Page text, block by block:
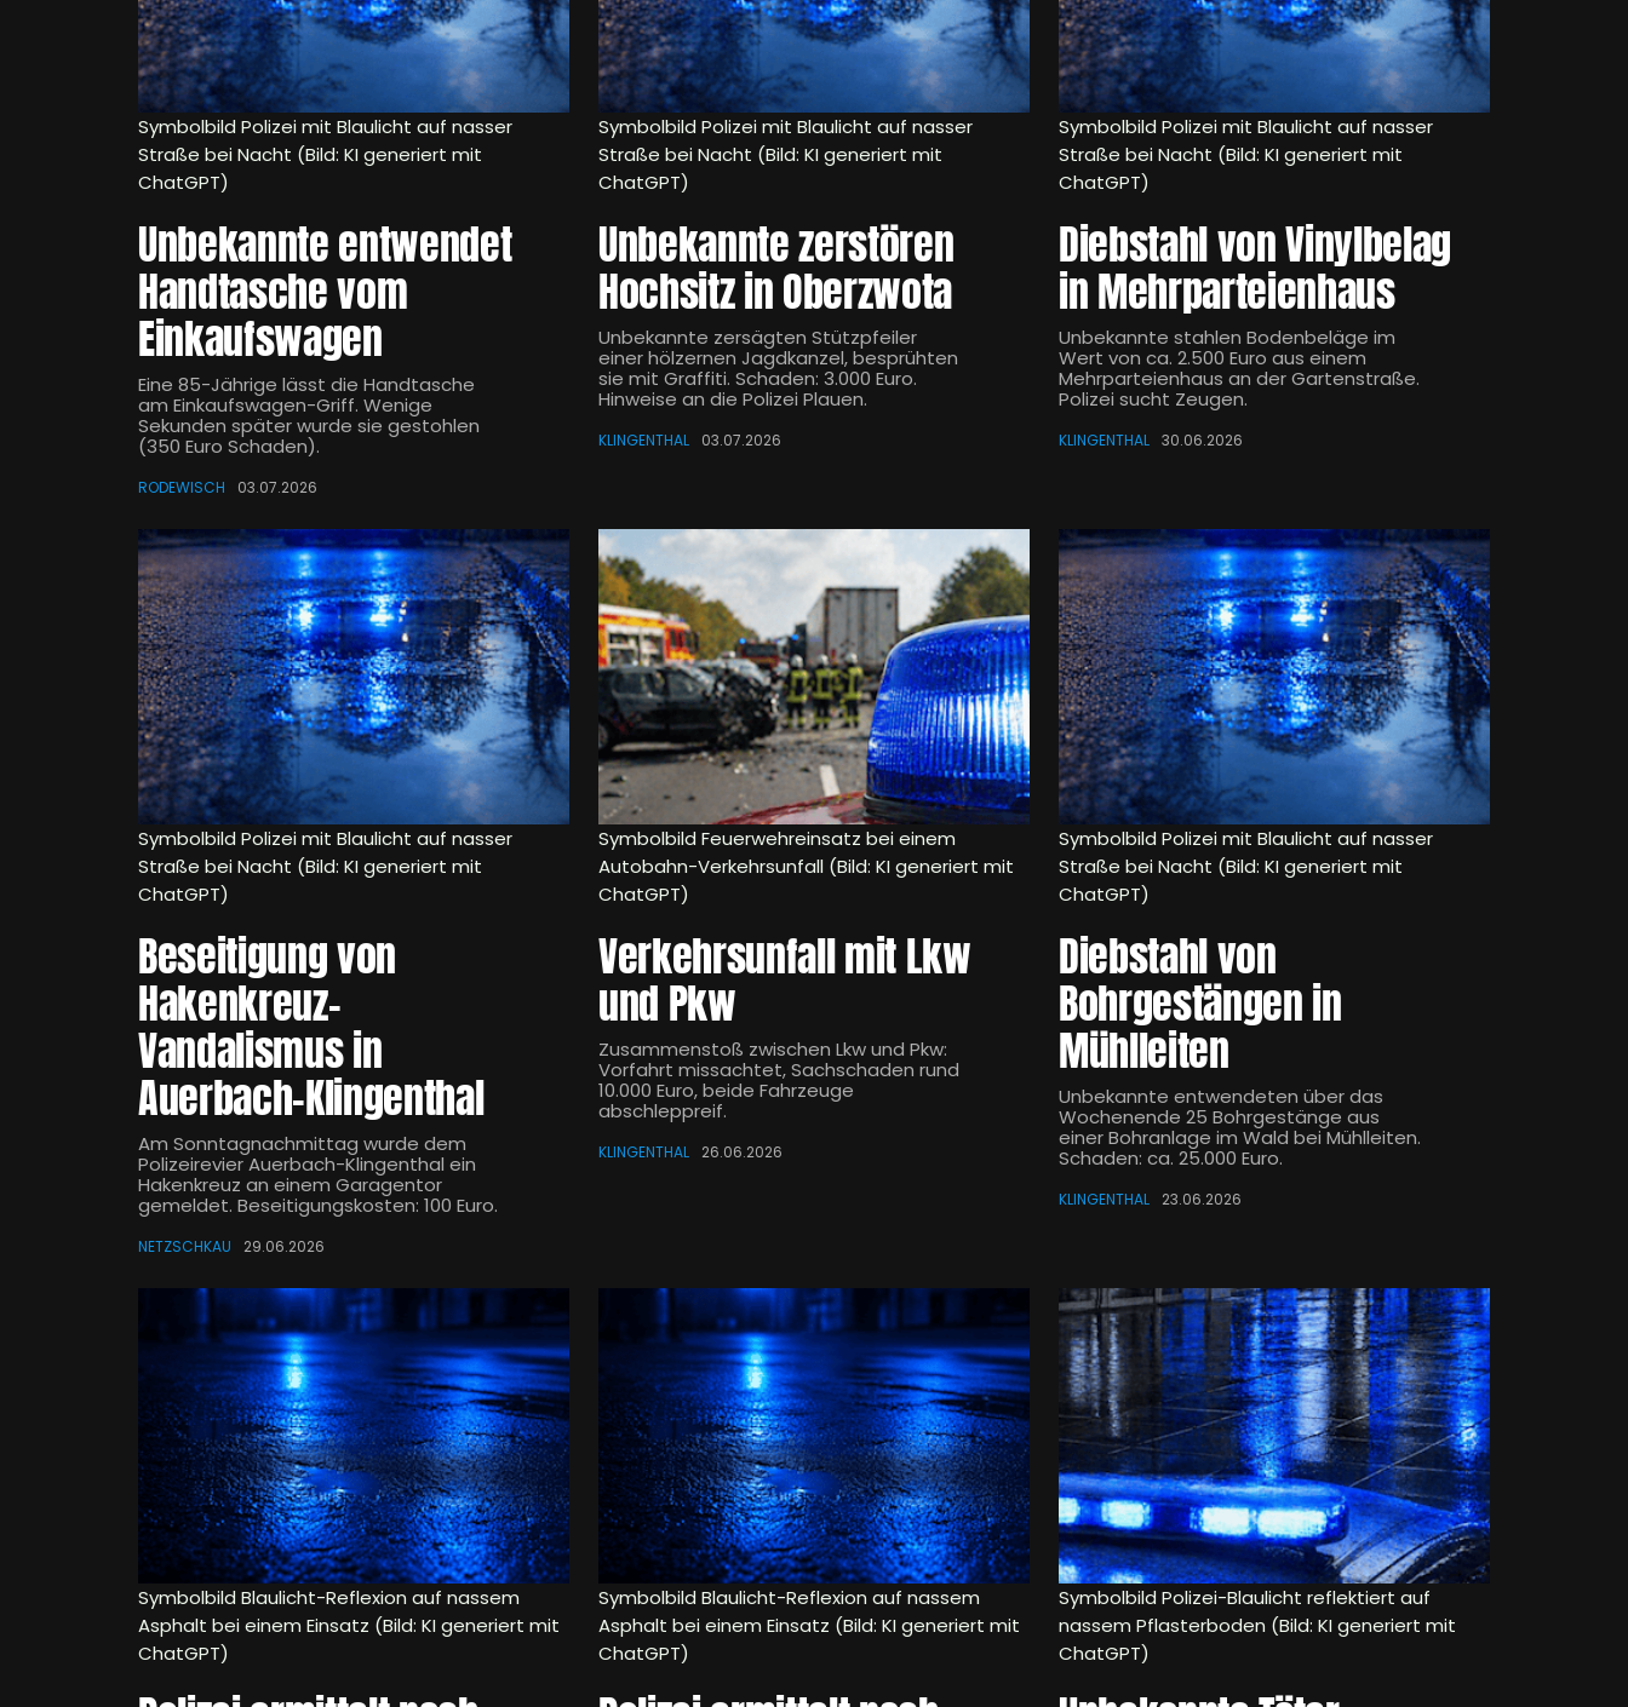
Symbolbild Polizei mit Blaulicht auf nasser
Straße bei Nacht (Bild: KI generiert mit
ChatGPT)
Unbekannte entwendet
Handtasche vom
Einkaufswagen
Eine 85-Jährige lässt die Handtasche
am Einkaufswagen-Griff. Wenige
Sekunden später wurde sie gestohlen
(350 Euro Schaden).
RODEWISCH 03.07.2026
Symbolbild Polizei mit Blaulicht auf nasser
Straße bei Nacht (Bild: KI generiert mit
ChatGPT)
Unbekannte zerstören
Hochsitz in Oberzwota
Unbekannte zersägten Stützpfeiler
einer hölzernen Jagdkanzel, besprühten
sie mit Graffiti. Schaden: 3.000 Euro.
Hinweise an die Polizei Plauen.
KLINGENTHAL 03.07.2026
Symbolbild Polizei mit Blaulicht auf nasser
Straße bei Nacht (Bild: KI generiert mit
ChatGPT)
Diebstahl von Vinylbelag
in Mehrparteienhaus
Unbekannte stahlen Bodenbeläge im
Wert von ca. 2.500 Euro aus einem
Mehrparteienhaus an der Gartenstraße.
Polizei sucht Zeugen.
KLINGENTHAL 30.06.2026
Symbolbild Polizei mit Blaulicht auf nasser
Straße bei Nacht (Bild: KI generiert mit
ChatGPT)
Beseitigung von
Hakenkreuz-
Vandalismus in
Auerbach-Klingenthal
Am Sonntagnachmittag wurde dem
Polizeirevier Auerbach-Klingenthal ein
Hakenkreuz an einem Garagentor
gemeldet. Beseitigungskosten: 100 Euro.
NETZSCHKAU 29.06.2026
Symbolbild Feuerwehreinsatz bei einem
Autobahn-Verkehrsunfall (Bild: KI generiert mit
ChatGPT)
Verkehrsunfall mit Lkw
und Pkw
Zusammenstoß zwischen Lkw und Pkw:
Vorfahrt missachtet, Sachschaden rund
10.000 Euro, beide Fahrzeuge
abschleppreif.
KLINGENTHAL 26.06.2026
Symbolbild Polizei mit Blaulicht auf nasser
Straße bei Nacht (Bild: KI generiert mit
ChatGPT)
Diebstahl von
Bohrgestängen in
Mühlleiten
Unbekannte entwendeten über das
Wochenende 25 Bohrgestänge aus
einer Bohranlage im Wald bei Mühlleiten.
Schaden: ca. 25.000 Euro.
KLINGENTHAL 23.06.2026
Symbolbild Blaulicht-Reflexion auf nassem
Asphalt bei einem Einsatz (Bild: KI generiert mit
ChatGPT)
Symbolbild Blaulicht-Reflexion auf nassem
Asphalt bei einem Einsatz (Bild: KI generiert mit
ChatGPT)
Symbolbild Polizei-Blaulicht reflektiert auf
nassem Pflasterboden (Bild: KI generiert mit
ChatGPT)